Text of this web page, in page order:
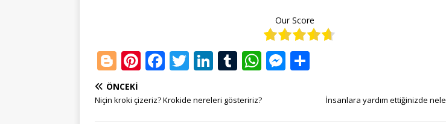
Our Score
Bl
o
g
Pi
te
F
c
T
it
Li
k
T
m
W
at
M
ar
ÖNCEKI
Niçin kroki çizeriz? Krokide nereleri gösteririz? İnsanlara yardım ettiğinizde